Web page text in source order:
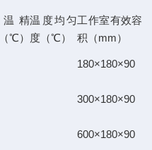
温精
℃）
温度均匀
度（℃）
工作室有效容
积（mm）
180×180×90
300×180×90
600×180×90